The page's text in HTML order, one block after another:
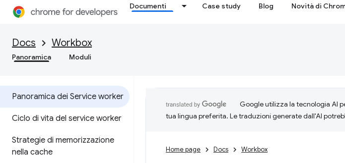
Documenti Case study Blog Novità di
Docs Workbox
Panoramica Moduli
Panoramica dei Service worker
Ciclo di vita del service worker
Strategie di memorizzazione
nella cache
Google utilizza la tecnologia AI
tua lingua preferita. Le traduzioni generate dall'AI
Home page Docs Workbox